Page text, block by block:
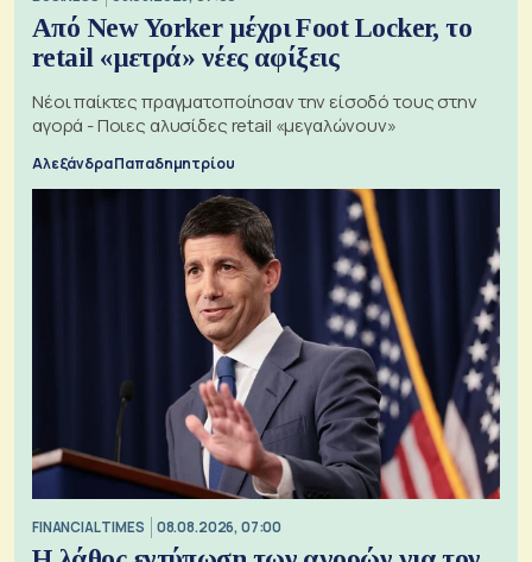
Από New Yorker μέχρι Foot Locker, το
retail «μετρά» νέες αφίξεις
Νέοι παίκτες πραγματοποίησαν την είσοδό τους στην
αγορά - Ποιες αλυσίδες retail «μεγαλώνουν»
Αλεξάνδρα Παπαδημητρίου
FINANCIAL TIMES 08.08.2026, 07:00